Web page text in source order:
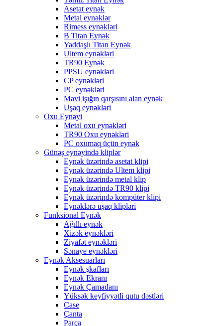
Asetat eynək
Metal eynəklər
Rimess eynəkləri
B Titan Eynək
Yaddaşlı Titan Eynək
Ultem eynəkləri
TR90 Eynək
PPSU eynəkləri
CP eynəkləri
PC eynəkləri
Mavi işığın qarşısını alan eynək
Uşaq eynəkləri
Oxu Eynəyi
Metal oxu eynəkləri
TR90 Oxu eynəkləri
PC oxumaq üçün eynək
Günəş eynəyində kliplər
Eynək üzərində asetat klipi
Eynək üzərində Ultem klipi
Eynək üzərində metal klip
Eynək üzərində TR90 klipi
Eynək üzərində kompüter klipi
Eynəklərə uşaq klipləri
Funksional Eynək
Ağıllı eynək
Xizək eynəkləri
Ziyafət eynəkləri
Sənaye eynəkləri
Eynək Aksesuarları
Eynək şkafları
Eynək Ekranı
Eynək Çamadanı
Yüksək keyfiyyətli qutu dəstləri
Case
Çanta
Parça